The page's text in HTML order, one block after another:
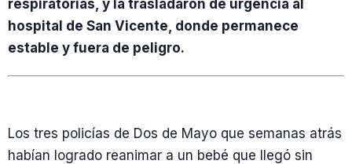
respiratorias, y la trasladaron de urgencia al
hospital de San Vicente, donde permanece
estable y fuera de peligro.
Los tres policías de Dos de Mayo que semanas atrás
habían logrado reanimar a un bebé que llegó sin